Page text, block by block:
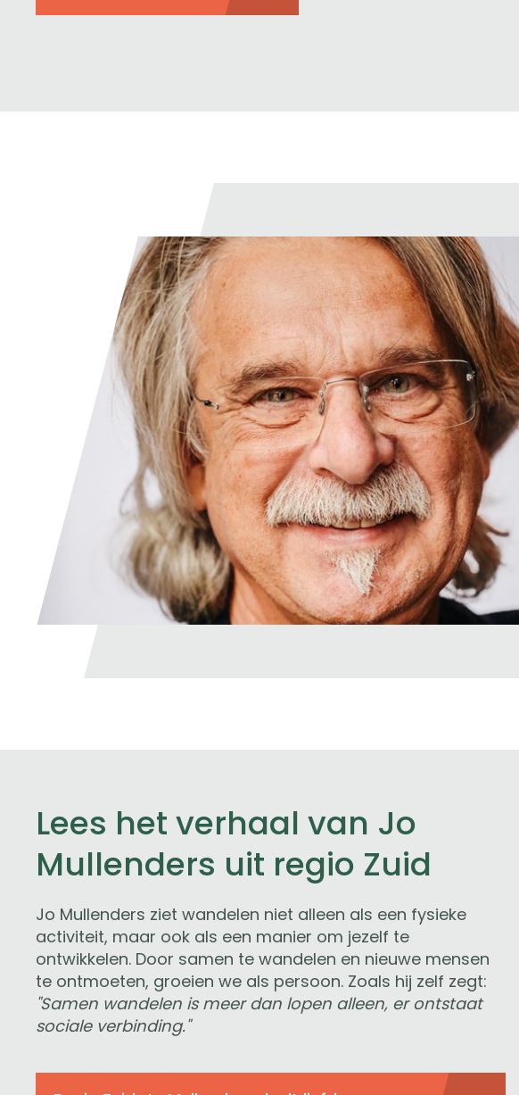
Lees het verhaal van Jo
Mullenders uit regio Zuid
Jo Mullenders ziet wandelen niet alleen als een fysieke
activiteit, maar ook als een manier om jezelf te
ontwikkelen. Door samen te wandelen en nieuwe mensen
te ontmoeten, groeien we als persoon. Zoals hij zelf zegt:
"Samen wandelen is meer dan lopen alleen, er ontstaat
sociale verbinding."